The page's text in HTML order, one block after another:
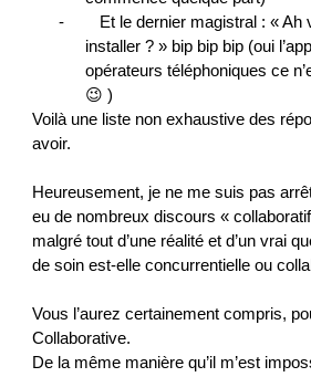
-        Et le dernier magistral : « Ah
installer ? » bip bip bip (oui
opérateurs téléphoniques ce
😉 )
Voilà une liste non exhaustive des
avoir.
Heureusement, je ne me suis pas
eu de nombreux discours «
malgré tout d’une réalité et d’un vrai
de soin est-elle concurrentielle ou
Vous l’aurez certainement compris,
Collaborative.
De la même manière qu’il m’est